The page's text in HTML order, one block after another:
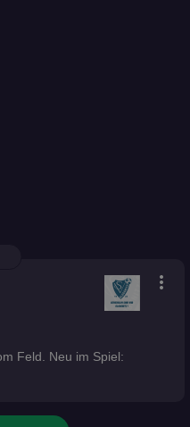
more_vert
Feld. Neu im Spiel: